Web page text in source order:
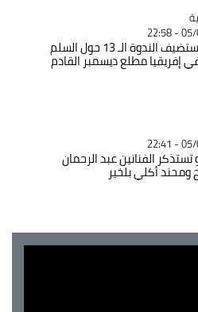
الجزائر تستضيف الندوة الـ 13 حول السلم
إفريقيا مطلع ديسمبر القادم
الفنانين عبد الرحمان
أكلي بلخير